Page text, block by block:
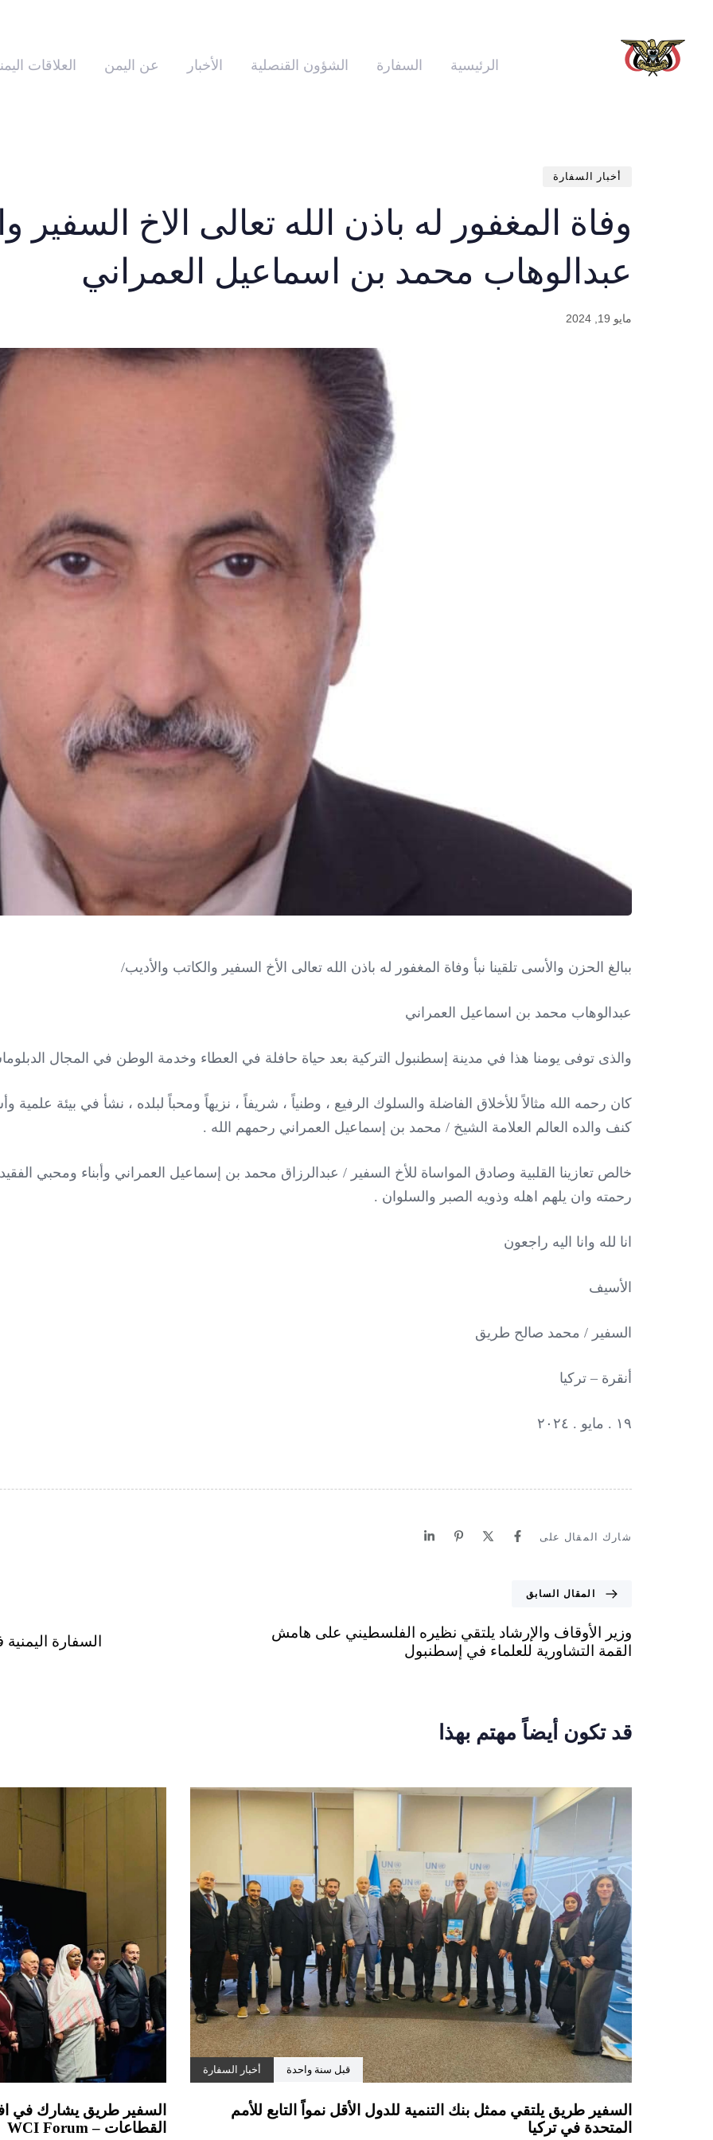
الرئيسية السفارة الشؤون القنصلية الأخبار عن اليمن العلاقات
أخبار السفارة
وفاة المغفور له باذن الله تعالى الاخ السفير
عبدالوهاب محمد بن اسماعيل العمراني
مايو 19, 2024
ببالغ الحزن والأسى تلقينا نبأ وفاة المغفور له باذن الله تعالى الأخ السفير والكاتب والأديب/
عبدالوهاب محمد بن اسماعيل العمراني
والذى توفى يومنا هذا في مدينة إسطنبول التركية بعد حياة حافلة في العطاء وخدمة الوطن في المجال
كان رحمه الله مثالاً للأخلاق الفاضلة والسلوك الرفيع ، وطنياً ، شريفاً ، نزيهاً ومحباً لبلده ، نشأ في بيئة
كنف والده العالم العلامة الشيخ / محمد بن إسماعيل العمراني رحمهم الله .
خالص تعازينا القلبية وصادق المواساة للأخ السفير / عبدالرزاق محمد بن إسماعيل العمراني وأبناء ومحبي
رحمته وان يلهم اهله وذويه الصبر والسلوان .
انا لله وانا اليه راجعون
الأسيف
السفير / محمد صالح طريق
أنقرة – تركيا
١٩ . مايو . ٢٠٢٤
شارك المقال على
المقال السابق
وزير الأوقاف والإرشاد يلتقي نظيره الفلسطيني على هامش
القمة التشاورية للعلماء في إسطنبول
السفارة اليمنية في
قبل سنة واحدة أخبار السفارة
السفير طريق يلتقي ممثل بنك التنمية للدول الأقل نمواً التابع للأمم
المتحدة في تركيا
السفير طريق يشارك في
القطاعات – WCI Forum